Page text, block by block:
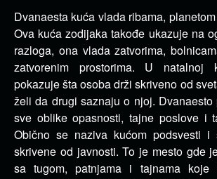
Dvanaesta kuća vlada ribama,
Ova kuća zodijaka takođe ukazuje na
razloga, ona vlada zatvorima,
zatvorenim prostorima. U natalnoj
pokazuje šta osoba drži skriveno od
želi da drugi saznaju o njoj.
sve oblike opasnosti, tajne poslove i
Obično se naziva kućom podsvesti i
skrivene od javnosti. To je mesto gde
sa tugom, patnjama i tajnama koje